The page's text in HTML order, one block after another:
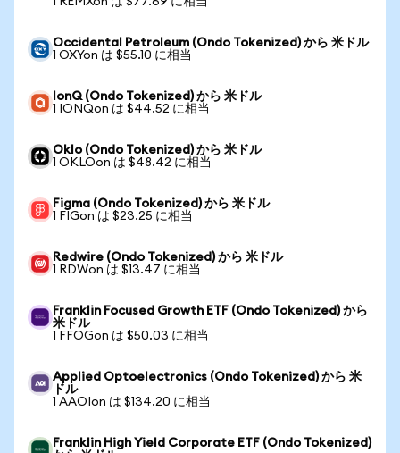
Occidental Petroleum (Ondo Tokenized) から 米ドル
1 OXYon は $55.10 に相当
IonQ (Ondo Tokenized) から 米ドル
1 IONQon は $44.52 に相当
Oklo (Ondo Tokenized) から 米ドル
1 OKLOon は $48.42 に相当
Figma (Ondo Tokenized) から 米ドル
1 FIGon は $23.25 に相当
Redwire (Ondo Tokenized) から 米ドル
1 RDWon は $13.47 に相当
Franklin Focused Growth ETF (Ondo Tokenized) から
米ドル
1 FFOGon は $50.03 に相当
Applied Optoelectronics (Ondo Tokenized) から 米
ドル
1 AAOIon は $134.20 に相当
Franklin High Yield Corporate ETF (Ondo Tokenized)